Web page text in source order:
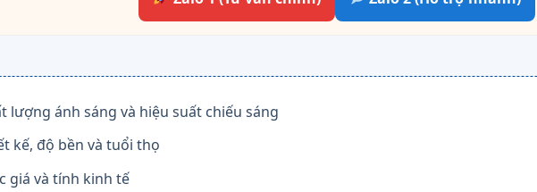
lượng ánh sáng và hiệu suất chiếu sáng
kế, độ bền và tuổi thọ
giá và tính kinh tế